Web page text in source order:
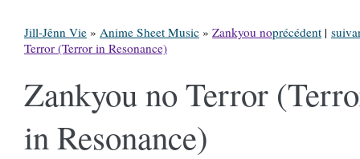
précédent |
Jill-Jênn Vie » Anime Sheet Music » Zankyou no
Terror (Terror in Resonance)
Zankyou no Terror
in Resonance)